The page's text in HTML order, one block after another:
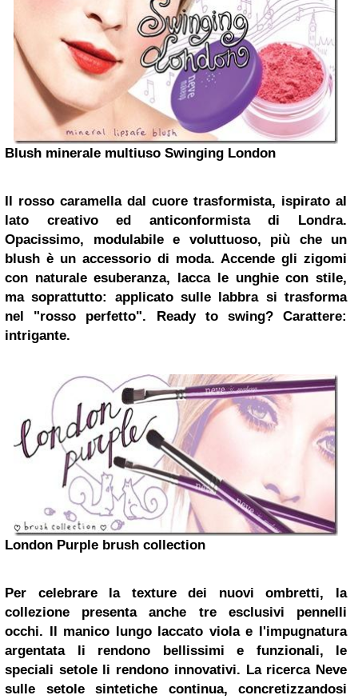
Blush minerale multiuso Swinging London
Il rosso caramella dal cuore trasformista, ispirato al
lato creativo ed anticonformista di Londra.
Opacissimo, modulabile e voluttuoso, più che un
blush è un accessorio di moda. Accende gli zigomi
con naturale esuberanza, lacca le unghie con stile,
ma soprattutto: applicato sulle labbra si trasforma
nel "rosso perfetto". Ready to swing? Carattere:
intrigante.
London Purple brush collection
Per celebrare la texture dei nuovi ombretti, la
collezione presenta anche tre esclusivi pennelli
occhi. Il manico lungo laccato viola e l'impugnatura
argentata li rendono bellissimi e funzionali, le
speciali setole li rendono innovativi. La ricerca Neve
sulle setole sintetiche continua, concretizzandosi